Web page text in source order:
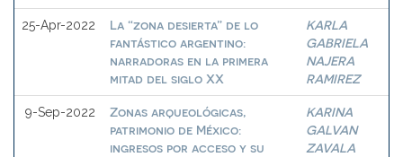
25-Apr-2022
La “zona desierta” de lo
fantástico argentino:
narradoras en la primera
mitad del siglo XX
KARLA
GABRIELA
NAJERA
RAMIREZ
9-Sep-2022
Zonas arqueológicas,
patrimonio de México:
ingresos por acceso y su
KARINA
GALVAN
ZAVALA